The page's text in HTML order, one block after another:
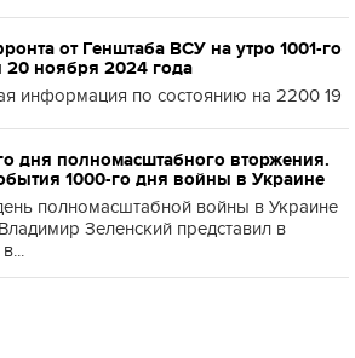
от Генштаба ВСУ на утро 1001-го
ноября 2024 года
информация по состоянию на 2200 19
дня полномасштабного вторжения.
1000-го дня войны в Украине
полномасштабной войны в Украине
Зеленский представил в